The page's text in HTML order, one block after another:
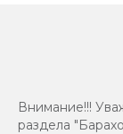
Внимание!!!
раздела